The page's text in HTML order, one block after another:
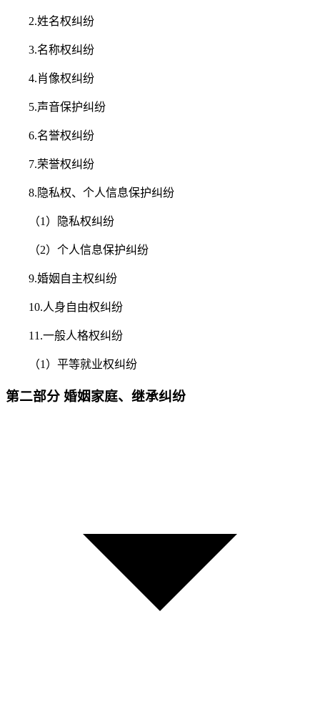
2.姓名权纠纷
3.名称权纠纷
4.肖像权纠纷
5.声音保护纠纷
6.名誉权纠纷
7.荣誉权纠纷
8.隐私权、个人信息保护纠纷
（1）隐私权纠纷
（2）个人信息保护纠纷
9.婚姻自主权纠纷
10.人身自由权纠纷
11.一般人格权纠纷
（1）平等就业权纠纷
第二部分 婚姻家庭、继承纠纷